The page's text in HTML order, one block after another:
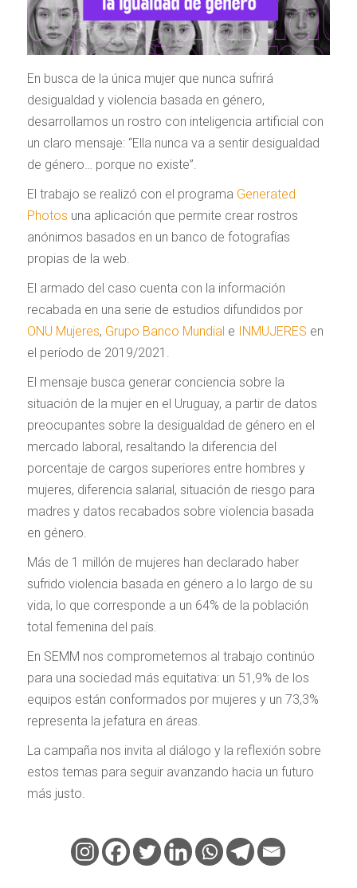
En busca de la única mujer que nunca sufrirá
desigualdad y violencia basada en género,
desarrollamos un rostro con inteligencia artificial con
un claro mensaje: “Ella nunca va a sentir desigualdad
de género… porque no existe”.
El trabajo se realizó con el programa Generated
Photos una aplicación que permite crear rostros
anónimos basados en un banco de fotografías
propias de la web.
El armado del caso cuenta con la información
recabada en una serie de estudios difundidos por
ONU Mujeres, Grupo Banco Mundial e INMUJERES en
el período de 2019/2021.
El mensaje busca generar conciencia sobre la
situación de la mujer en el Uruguay, a partir de datos
preocupantes sobre la desigualdad de género en el
mercado laboral, resaltando la diferencia del
porcentaje de cargos superiores entre hombres y
mujeres, diferencia salarial, situación de riesgo para
madres y datos recabados sobre violencia basada
en género.
Más de 1 millón de mujeres han declarado haber
sufrido violencia basada en género a lo largo de su
vida, lo que corresponde a un 64% de la población
total femenina del país.
En SEMM nos comprometemos al trabajo continúo
para una sociedad más equitativa: un 51,9% de los
equipos están conformados por mujeres y un 73,3%
representa la jefatura en áreas.
La campaña nos invita al diálogo y la reflexión sobre
estos temas para seguir avanzando hacia un futuro
más justo.